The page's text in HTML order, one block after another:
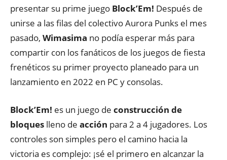
presentar su prime juego Block’Em! Después de
unirse a las filas del colectivo Aurora Punks el mes
pasado, Wimasima no podía esperar más para
compartir con los fanáticos de los juegos de fiesta
frenéticos su primer proyecto planeado para un
lanzamiento en 2022 en PC y consolas.
Block’Em! es un juego de construcción de
bloques lleno de acción para 2 a 4 jugadores. Los
controles son simples pero el camino hacia la
victoria es complejo: ¡sé el primero en alcanzar la